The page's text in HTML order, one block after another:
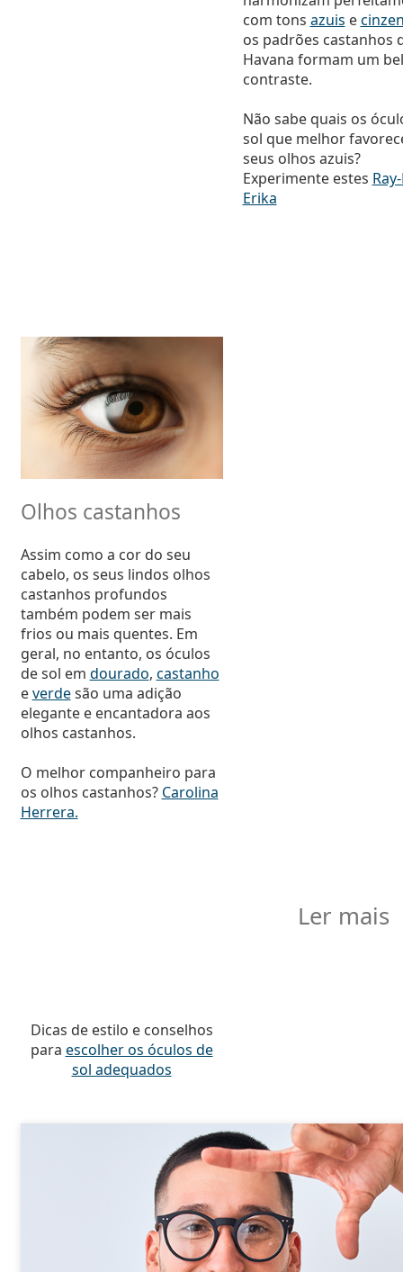
com tons azuis e
os padrões castanhos
Havana formam um
contraste.
Não sabe quais os
sol que melhor
seus olhos azuis?
Experimente estes
Erika
Olhos castanhos
Assim como a cor do seu
cabelo, os seus lindos olhos
castanhos profundos
também podem ser mais
frios ou mais quentes. Em
geral, no entanto, os óculos
de sol em dourado, castanho
everdesão uma adição
elegante e encantadora aos
olhos castanhos.
O melhor companheiro para
os olhos castanhos? Carolina
Herrera.
Ler mais
Dicas de estilo e conselhos
para escolher os óculos de
sol adequados